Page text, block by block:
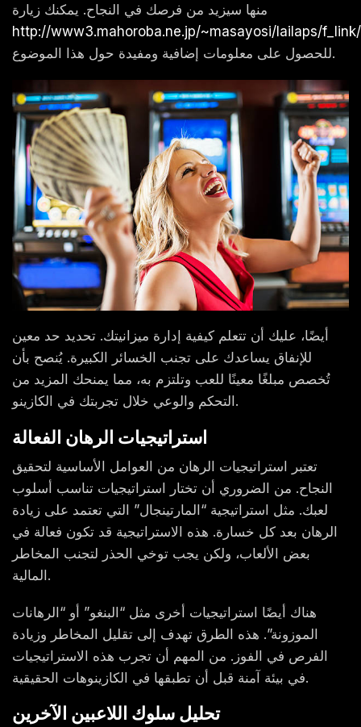
منها سيزيد من فرصك في النجاح. يمكنك زيارة
http://www3.mahoroba.ne.jp/~masayosi/lailaps/
للحصول على معلومات إضافية ومفيدة حول هذا الموضوع.
أيضًا، عليك أن تتعلم كيفية إدارة ميزانيتك. تحديد حد معين
للإنفاق يساعدك على تجنب الخسائر الكبيرة. يُنصح بأن
تُخصص مبلغًا معينًا للعب وتلتزم به، مما يمنحك المزيد من
التحكم والوعي خلال تجربتك في الكازينو.
استراتيجيات الرهان الفعالة
تعتبر استراتيجيات الرهان من العوامل الأساسية لتحقيق
النجاح. من الضروري أن تختار استراتيجيات تناسب أسلوب
لعبك. مثل استراتيجية “المارتينجال” التي تعتمد على زيادة
الرهان بعد كل خسارة. هذه الاستراتيجية قد تكون فعالة في
بعض الألعاب، ولكن يجب توخي الحذر لتجنب المخاطر
المالية.
هناك أيضًا استراتيجيات أخرى مثل “البنغو” أو “الرهانات
الموزونة”. هذه الطرق تهدف إلى تقليل المخاطر وزيادة
الفرص في الفوز. من المهم أن تجرب هذه الاستراتيجيات
في بيئة آمنة قبل أن تطبقها في الكازينوهات الحقيقية.
تحليل سلوك اللاعبين الآخرين